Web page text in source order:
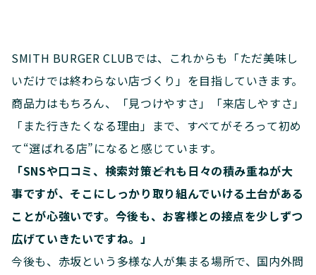
SMITH BURGER CLUBでは、これからも「ただ美味し
いだけでは終わらない店づくり」を目指していきます。
商品力はもちろん、「見つけやすさ」「来店しやすさ」
「また行きたくなる理由」まで、すべてがそろって初め
て“選ばれる店”になると感じています。
「SNSや口コミ、検索対策――どれも日々の積み重ねが大
事ですが、そこにしっかり取り組んでいける土台がある
ことが心強いです。今後も、お客様との接点を少しずつ
広げていきたいですね。」
今後も、赤坂という多様な人が集まる場所で、国内外問